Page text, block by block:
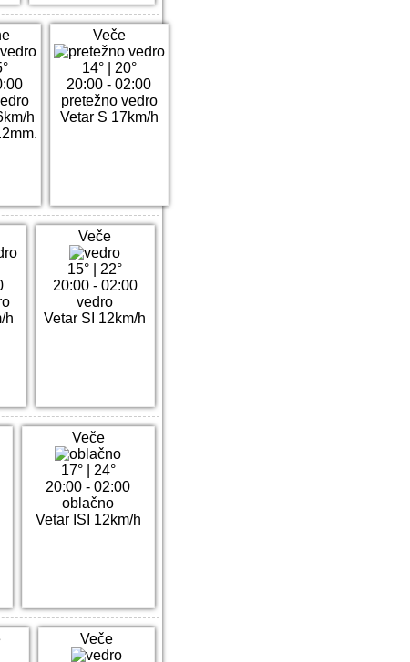
h
Veče
14°| 20°
20:00 - 02:00
pretežno vedro
Vetar S 17km/h
h
Veče
15°
22°
20:00 - 02:00
vedro
Vetar SI 12km/h
Veče
17°| 24°
20:00 - 02:00
oblačno
Vetar ISI 12km/h
Veče